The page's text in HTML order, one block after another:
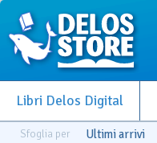
Libri Delos Digital
Sfoglia per Ultimi arrivi